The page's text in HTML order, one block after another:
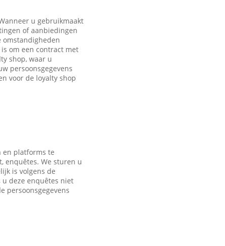
u gebruikmaakt
of aanbiedingen
omstandigheden
om een contract met
shop, waar u
persoonsgegevens
voor de loyalty shop
en platforms te
enquêtes. We sturen u
is volgens de
deze enquêtes niet
persoonsgegevens